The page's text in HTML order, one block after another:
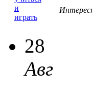
28
Авг